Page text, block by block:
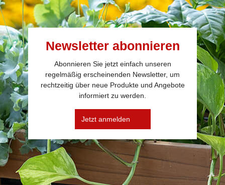
Newsletter abonnieren
Abonnieren Sie jetzt einfach unseren
regelmäßig erscheinenden Newsletter, um
rechtzeitig über neue Produkte und Angebote
informiert zu werden.
Jetzt anmelden